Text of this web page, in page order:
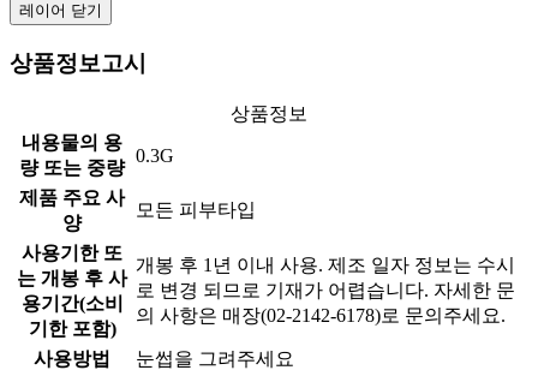
레이어 닫기
상품정보고시
상품정보
내용물의 용
량 또는 중량
0.3G
제품 주요 사
양
모든 피부타입
사용기한 또
는 개봉 후 사
용기간(소비
기한 포함)
개봉 후 1년 이내 사용. 제조 일자 정보는 수시
로 변경 되므로 기재가 어렵습니다. 자세한 문
의 사항은 매장(02-2142-6178)로 문의주세요.
사용방법
눈썹을 그려주세요